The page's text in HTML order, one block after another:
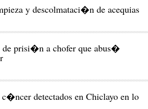
y descolmataci�n de acequias
de prisi�n a chofer que abus�
c�ncer detectados en Chiclayo en lo